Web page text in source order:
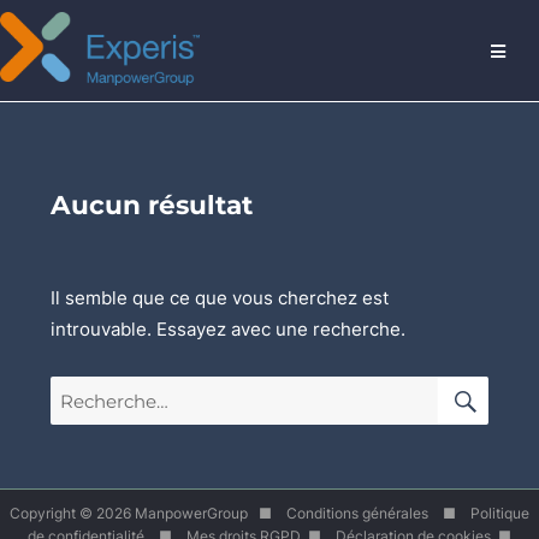
MENU
Aucun résultat
Il semble que ce que vous cherchez est
introuvable. Essayez avec une recherche.
Recherche
pour :
Copyright © 2026 ManpowerGroup ■ Conditions générales ■ Politique